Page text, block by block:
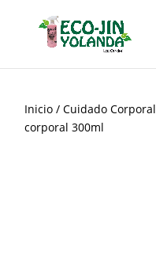
Inicio /Cuidado Corporal
corporal 300ml